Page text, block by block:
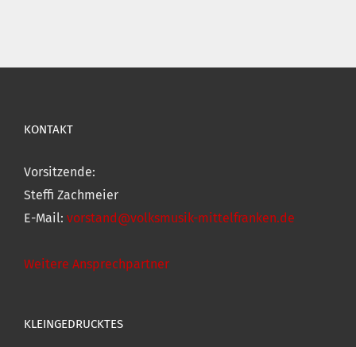
KONTAKT
Vorsitzende:
Steffi Zachmeier
E-Mail: vorstand@volksmusik-mittelfranken.de
Weitere Ansprechpartner
KLEINGEDRUCKTES